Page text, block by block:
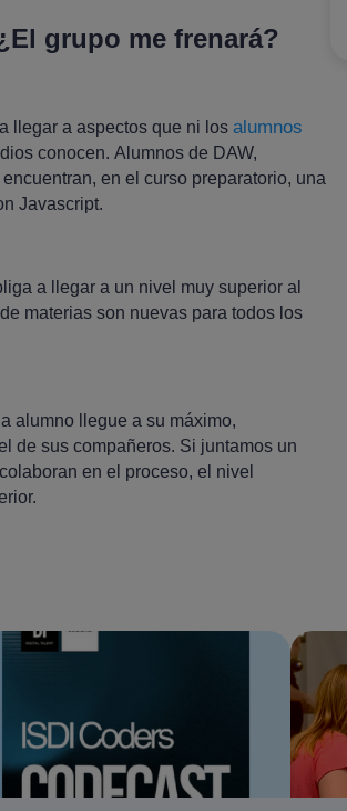
grupo me frenará?
llegar a aspectos que ni los alumnos
conocen. Alumnos de DAW,
en el curso preparatorio, una
Javascript.
a llegar a un nivel muy superior al
materias son nuevas para todos los
alumno llegue a su máximo,
de sus compañeros. Si juntamos un
en el proceso, el nivel